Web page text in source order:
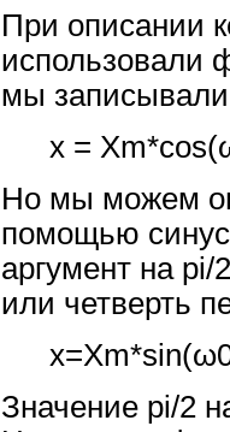
советам,
репетитора
Совет 2.
заявку на
то в поле
укажите как
чтобы мы
самого
При описании
использовали
мы
x =
Но мы можем
помощью
аргумент на pi/
или четверть
Значение pi/2